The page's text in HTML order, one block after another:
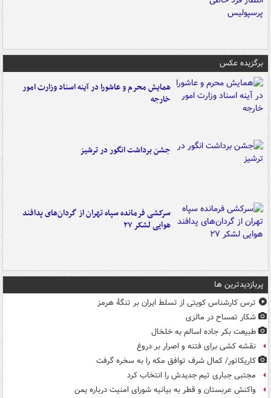
برگزیده عکس
همایش محرم و عاشورا در آینه اسناد وزارت امور
خارجه
جشن برداشت انگور در ترشیز
سرکشی فرمانده سپاه تهران از گردان‌های پدافند
هوایی لشکر ۲۷
پربازدیدترین ها
ترس کارشناس کویتی از تسلط ایران بر تنگۀ هرمز
شکار تمساح در مالزی
طبیعت بکر جاده اسالم به خلخال
نقشه کشی برای فتنه و اصرار بر دروغ
کاریکاتور/ کمال شرف توافق مکه را به سخره گرفت
مجتبی جباری تیم جدیدش را انتخاب کرد
واکنش عربستان و قطر به بیانیه شورای امنیت درباره یمن